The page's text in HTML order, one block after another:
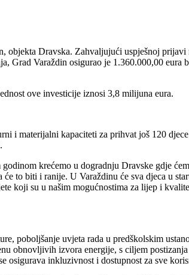
objekta Dravska. Zahvaljujući uspješnoj
Grad Varaždin osigurao je 1.360.000,00 eura
ove investicije iznosi 3,8 milijuna eura.
i materijalni kapaciteti za prihvat još 120
krećemo u dogradnju Dravske gdje
to biti i ranije. U Varaždinu će sva djeca u
koji su u našim mogućnostima za lijep i
poboljšanje uvjeta rada u predškolskim
obnovljivih izvora energije, s ciljem
osigurava inkluzivnost i dostupnost za sve